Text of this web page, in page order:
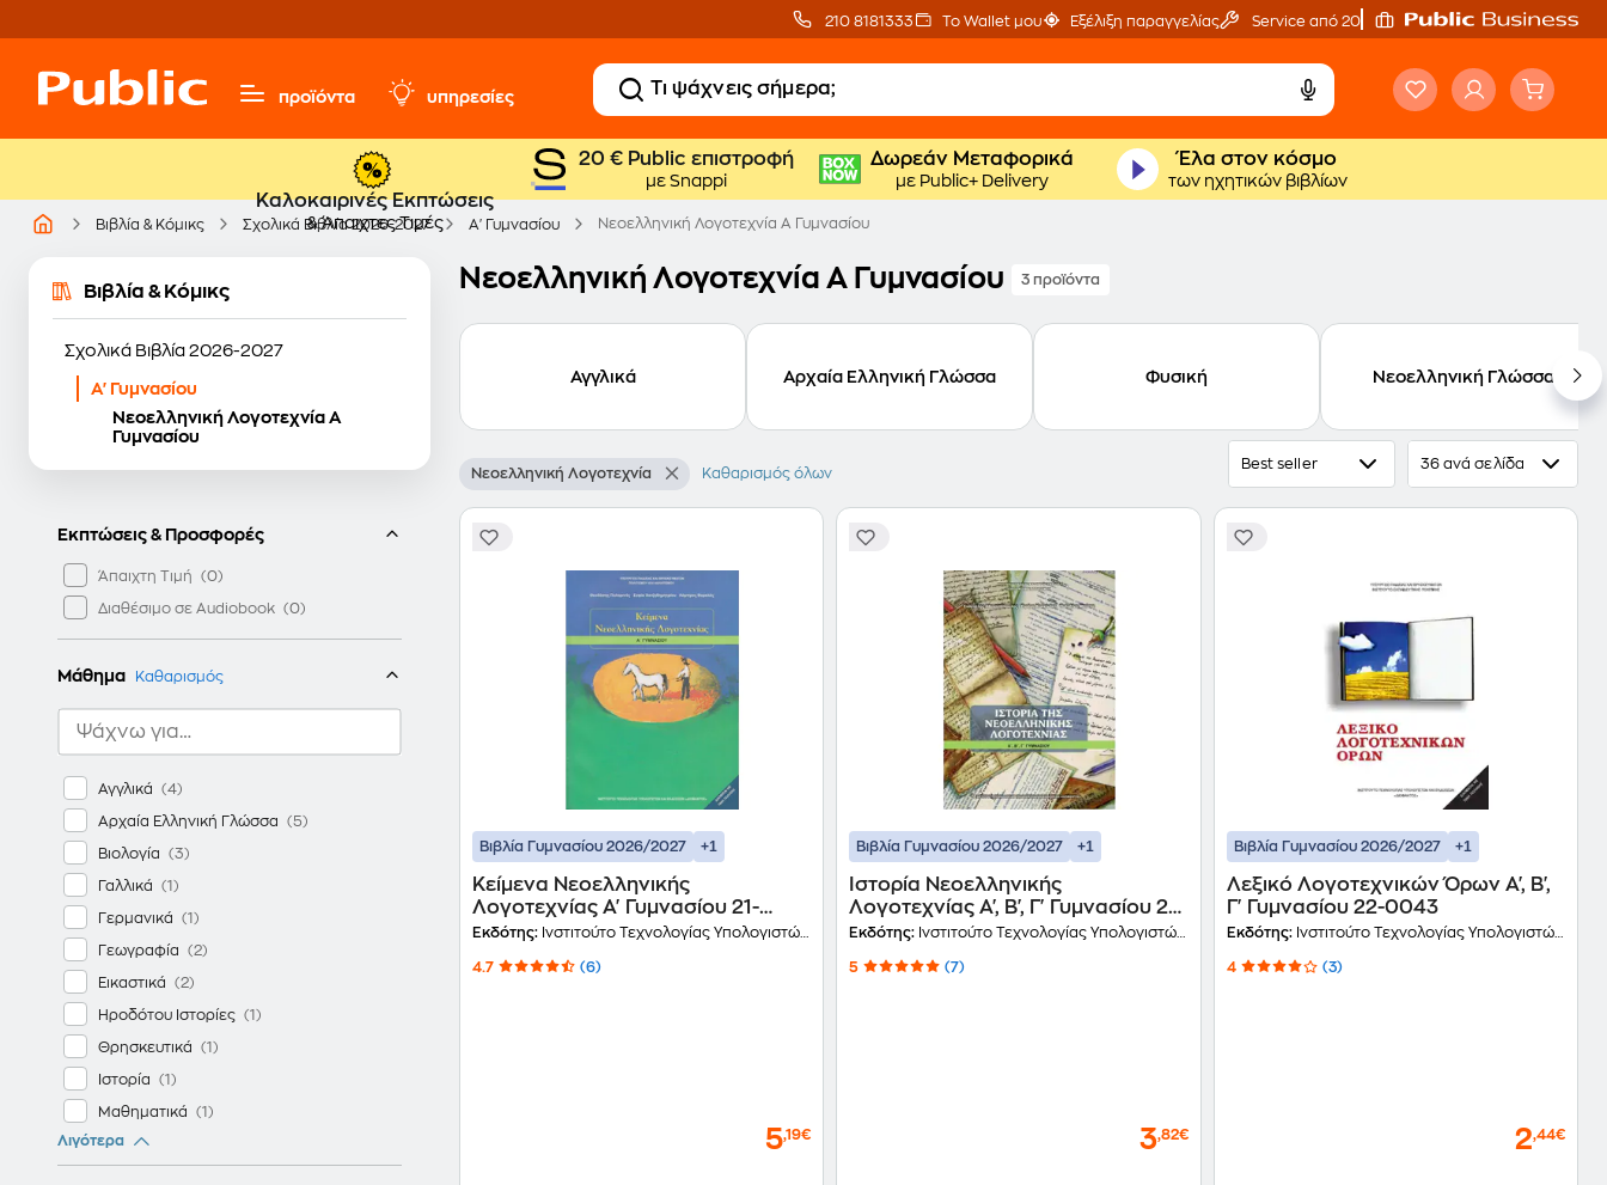
210 8181333 Το Wallet μου Εξέλιξη παραγγελίας Service από 20'
προϊόντα υπηρεσίες
Καλοκαιρινές Εκπτώσεις
& Άπαιχτες Τιμές
20 € Public επιστροφή
με Snappi
Δωρεάν Μεταφορικά
με Public+ Delivery
Έλα στον κόσμο
των ηχητικών βιβλίων
Βιβλία & Κόμικς Σχολικά Βιβλία 2026-2027 Α' Γυμνασίου Νεοελληνική Λογοτεχνία Α Γυμνασίου
Βιβλία & Κόμικς
Σχολικά Βιβλία 2026-2027
Α' Γυμνασίου
Νεοελληνική Λογοτεχνία Α
Γυμνασίου
Εκπτώσεις & Προσφορές
Άπαιχτη Τιμή
Διαθέσιμο σε Audiobook
Μάθημα Καθαρισμός
Αγγλικά
Αρχαία Ελληνική Γλώσσα
Βιολογία
Γαλλικά
Γερμανικά
Γεωγραφία
Εικαστικά
Ηροδότου Ιστορίες
Θρησκευτικά
Ιστορία
Μαθηματικά
Μουσική
Λιγότερα
Νεοελληνική Λογοτεχνία Α Γυμνασίου 3 προϊόντα
Αγγλικά Αρχαία Ελληνική Γλώσσα Φυσική Νεοελληνική Γλώσσα
Νεοελληνική Λογοτεχνία Καθαρισμός όλων
Best seller 36 ανά σελίδα
Βιβλία Γυμνασίου 2026/2027 +1
Κείμενα Νεοελληνικής
Λογοτεχνίας Α' Γυμνασίου 21-
0025
Εκδότης: Ινστιτούτο Τεχνολογίας Υπολογιστών και Εκδόσεων Διόφαντος
4.7 (6)
5,19€
Βιβλία Γυμνασίου 2026/2027 +1
Ιστορία Νεοελληνικής
Λογοτεχνίας Α', Β', Γ' Γυμνασίου 21-
0060
Εκδότης: Ινστιτούτο Τεχνολογίας Υπολογιστών και Εκδόσεων Διόφαντος
5 (7)
3,82€
Βιβλία Γυμνασίου 2026/2027 +1
Λεξικό Λογοτεχνικών Όρων Α', Β',
Γ' Γυμνασίου 22-0043
Εκδότης:Ινστιτούτο Τεχνολογίας Υπολογιστών και Εκδόσεων Διόφαντος
4 (3)
2,44€